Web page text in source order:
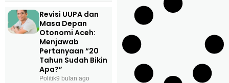
Revisi UUPA dan
Masa Depan
Otonomi Aceh:
Menjawab
Pertanyaan “20
Tahun Sudah Bikin
Apa?”
Politik9 bulan ago